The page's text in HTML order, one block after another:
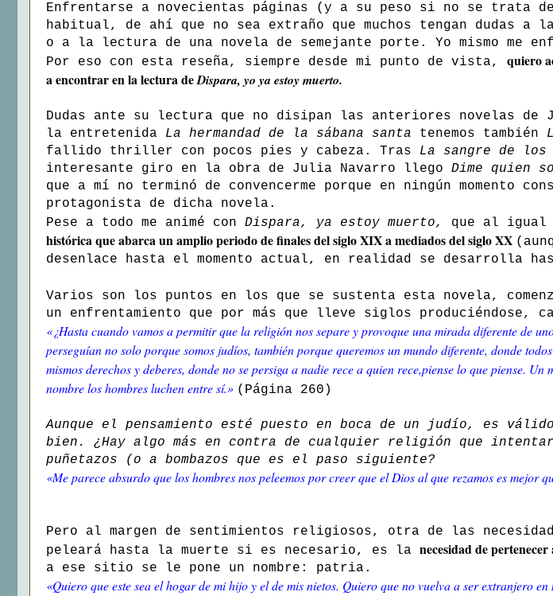
Enfrentarse a novecientas páginas (y a su peso si no se trata de
habitual, de ahí que no sea extraño que muchos tengan dudas a
o a la lectura de una novela de semejante porte. Yo mismo me
Por eso con esta reseña, siempre desde mi punto de vista, quiero
a encontrar en la lectura deDispara, yo ya estoy muerto.
Dudas ante su lectura que no disipan las anteriores novelas de
la entretenida La hermandad de la sábana santa tenemos también
fallido thriller con pocos pies y cabeza. Tras La sangre de los
interesante giro en la obra de Julia Navarro llego Dime quien
que a mí no terminó de convencerme porque en ningún momento
protagonista de dicha novela.
Pese a todo me animé con Dispara, ya estoy muerto, que al igual
histórica que abarca un amplio periodo de finales del siglo XIX a mediados del siglo XX
desenlace hasta el momento actual, en realidad se desarrolla
Varios son los puntos en los que se sustenta esta novela,
un enfrentamiento que por más que lleve siglos produciéndose,
«¿Hasta cuando vamos a permitir que la religión nos separe y provoque una mirada diferente de
perseguían no solo porque somos judíos, también porque queremos un mundo diferente, donde
mismos derechos y deberes, donde no se persiga a nadie rece a quien rece,piense lo que piense.
nombre los hombres luchen entre sí.» (Página 260)
Aunque el pensamiento esté puesto en boca de un judío, es
bien. ¿Hay algo más en contra de cualquier religión que
puñetazos (o a bombazos que es el paso siguiente?
«Me parece absurdo que los hombres nos peleemos por creer que el Dios al que rezamos es mejor
Pero al margen de sentimientos religiosos, otra de las
peleará hasta la muerte si es necesario, es la necesidad de
a ese sitio se le pone un nombre: patria.
«Quiero que este sea el hogar de mi hijo y el de mis nietos. Quiero que no vuelva a ser extranjero